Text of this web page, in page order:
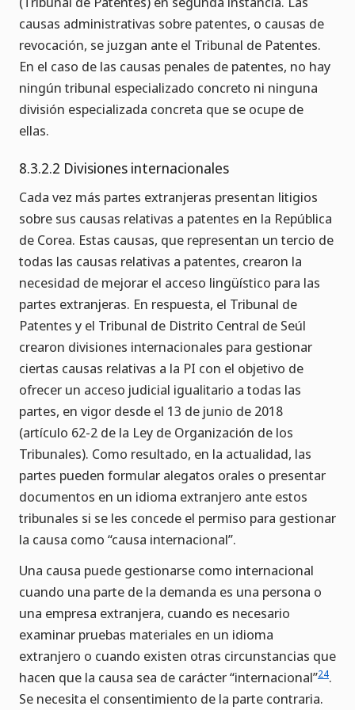
causas administrativas sobre patentes, o causas de
revocación, se juzgan ante el Tribunal de Patentes.
En el caso de las causas penales de patentes, no hay
ningún tribunal especializado concreto ni ninguna
división especializada concreta que se ocupe de
ellas.
8.3.2.2 Divisiones internacionales
Cada vez más partes extranjeras presentan litigios
sobre sus causas relativas a patentes en la República
de Corea. Estas causas, que representan un tercio de
todas las causas relativas a patentes, crearon la
necesidad de mejorar el acceso lingüístico para las
partes extranjeras. En respuesta, el Tribunal de
Patentes y el Tribunal de Distrito Central de Seúl
crearon divisiones internacionales para gestionar
ciertas causas relativas a la PI con el objetivo de
ofrecer un acceso judicial igualitario a todas las
partes, en vigor desde el 13 de junio de 2018
(artículo 62-2 de la Ley de Organización de los
Tribunales). Como resultado, en la actualidad, las
partes pueden formular alegatos orales o presentar
documentos en un idioma extranjero ante estos
tribunales si se les concede el permiso para gestionar
la causa como “causa internacional”.
Una causa puede gestionarse como internacional
cuando una parte de la demanda es una persona o
una empresa extranjera, cuando es necesario
examinar pruebas materiales en un idioma
extranjero o cuando existen otras circunstancias que
hacen que la causa sea de carácter “internacional”24.
Se necesita el consentimiento de la parte contraria.